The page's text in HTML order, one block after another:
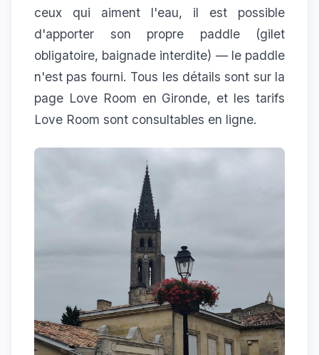
ceux qui aiment l'eau, il est possible
d'apporter son propre paddle (gilet
obligatoire, baignade interdite) — le paddle
n'est pas fourni. Tous les détails sont sur la
page Love Room en Gironde, et lestarifs
Love Room sont consultables en ligne.